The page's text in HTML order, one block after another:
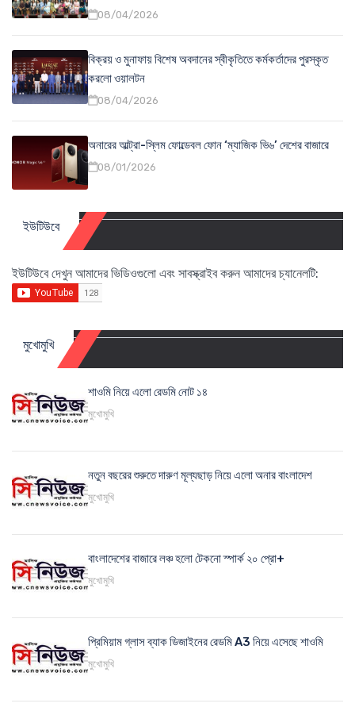
08/04/2026
বিক্রয় ও মুনাফায় বিশেষ অবদানের স্বীকৃতিতে কর্মকর্তাদের পুরস্কৃত
করলো ওয়ালটন
08/04/2026
অনারের আল্ট্রা-স্লিম ফোল্ডেবল ফোন ‘ম্যাজিক ভি৬’ দেশের বাজারে
08/01/2026
ইউটিউবে
ইউটিউবে দেখুন আমাদের ভিডিওগুলো এবং সাবস্ক্রাইব করুন আমাদের চ্যানেলটি:
মুখোমুখি
শাওমি নিয়ে এলো রেডমি নোট ১৪
মুখোমুখি
নতুন বছরের শুরুতে দারুণ মূল্যছাড় নিয়ে এলো অনার বাংলাদেশ
মুখোমুখি
বাংলাদেশের বাজারে লঞ্চ হলো টেকনো স্পার্ক ২০ প্রো+
মুখোমুখি
প্রিমিয়াম গ্লাস ব্যাক ডিজাইনের রেডমি A3 নিয়ে এসেছে শাওমি
মুখোমুখি